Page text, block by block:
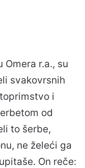
Omera r.a., su
svakovrsnih
i
od
to šerbe,
ne želeći ga
On reče: